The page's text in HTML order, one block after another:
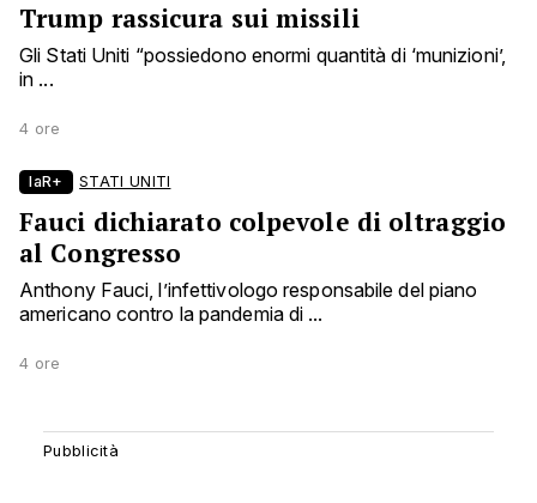
Trump rassicura sui missili
Gli Stati Uniti “possiedono enormi quantità di ‘munizioni’,
in ...
4 ore
laR+ STATI UNITI
Fauci dichiarato colpevole di oltraggio
al Congresso
Anthony Fauci, l’infettivologo responsabile del piano
americano contro la pandemia di ...
4 ore